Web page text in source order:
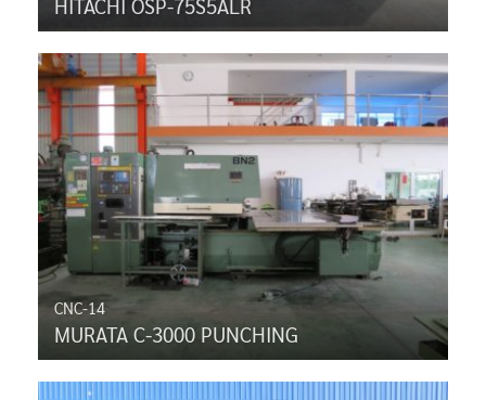
CNC-14
MURATA C-3000 PUNCHING